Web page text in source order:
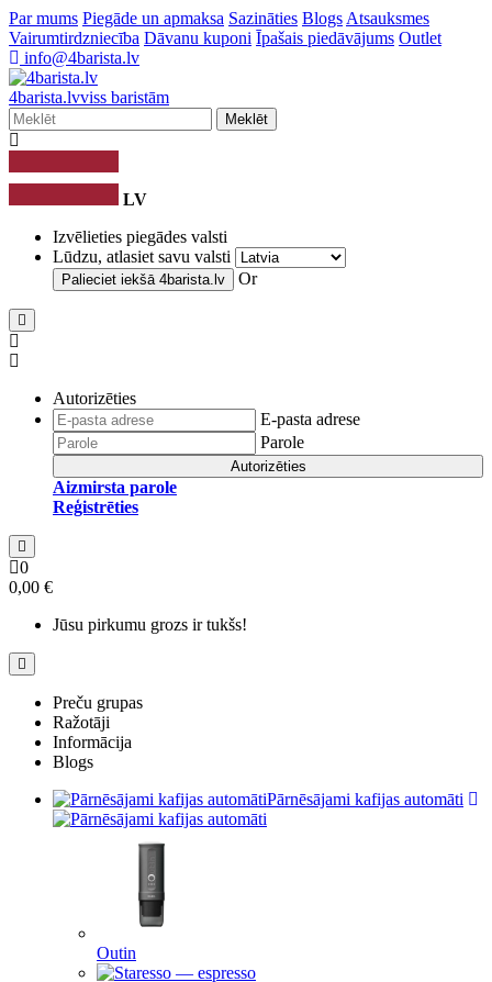
Par mums Piegāde un apmaksa Sazināties Blogs Atsauksmes
Vairumtirdzniecība Dāvanu kuponi Īpašais piedāvājums Outlet
info@4barista.lv
4barista.lvviss baristām
Meklēt
LV
Izvēlieties piegādes valsti
Lūdzu, atlasiet savu valsti
Palieciet iekšā 4barista.lv Or
Autorizēties
E-pasta adrese
Parole
Autorizēties
Aizmirsta parole
Reģistrēties
0
0,00 €
Jūsu pirkumu grozs ir tukšs!
Preču grupas
Ražotāji
Informācija
Blogs
Pārnēsājami kafijas automāti
Outin